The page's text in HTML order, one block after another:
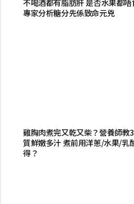
不喝酒都有脂肪肝 是否水果都唔
專家分析糖分先係致命元兇
雞胸肉煮完又乾又柴？營養師教
質鮮嫩多汁 煮前用洋蔥/水果/乳
得？